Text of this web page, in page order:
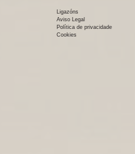
Ligazóns
Aviso Legal
Política de privacidade
Cookies